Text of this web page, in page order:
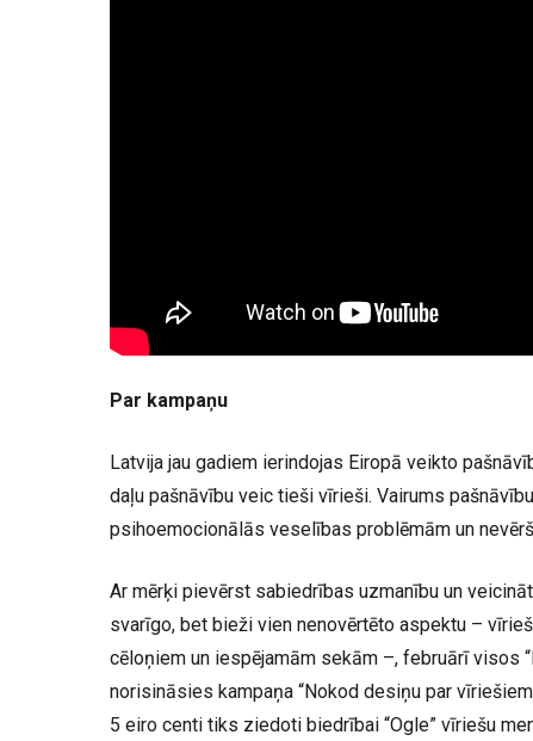
Par kampaņu
Latvija jau gadiem ierindojas Eiropā veikto
daļu pašnāvību veic tieši vīrieši. Vairums
psihoemocionālās veselības problēmām un
Ar mērķi pievērst sabiedrības uzmanību un
svarīgo, bet bieži vien nenovērtēto aspektu –
cēloņiem un iespējamām sekām –, februārī visos
norisināsies kampaņa “Nokod desiņu par
5 eiro centi tiks ziedoti biedrībai “Ogle” vīriešu